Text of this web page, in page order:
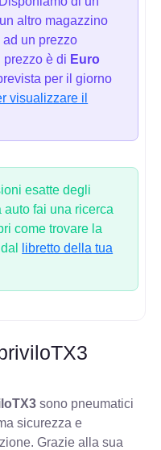
altro magazzino
un prezzo
prezzo è di Euro
per il giorno
visualizzare il
esatte degli
fai una ricerca
come trovare la
libretto della tua
sono pneumatici
sicurezza e
Grazie alla sua